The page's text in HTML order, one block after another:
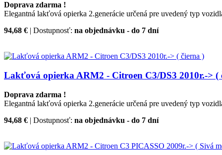
Doprava zdarma !
Elegantná lakťová opierka 2.generácie určená pre uvedený typ
94,68 € | Dostupnosť: na objednávku - do 7 dní
Lakťová opierka ARM2 - Citroen C3/DS3 2010r.-> (
Doprava zdarma !
Elegantná lakťová opierka 2.generácie určená pre uvedený typ
94,68 € | Dostupnosť: na objednávku - do 7 dní